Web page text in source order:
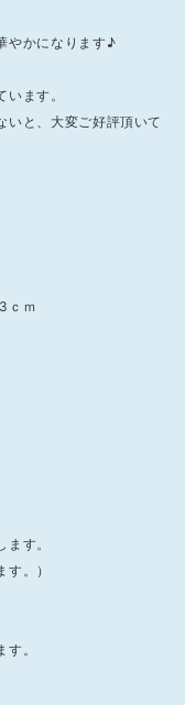
やかになります♪
ます。
いと、大変ご好評頂いて
ｃｍ
す。
。）
。